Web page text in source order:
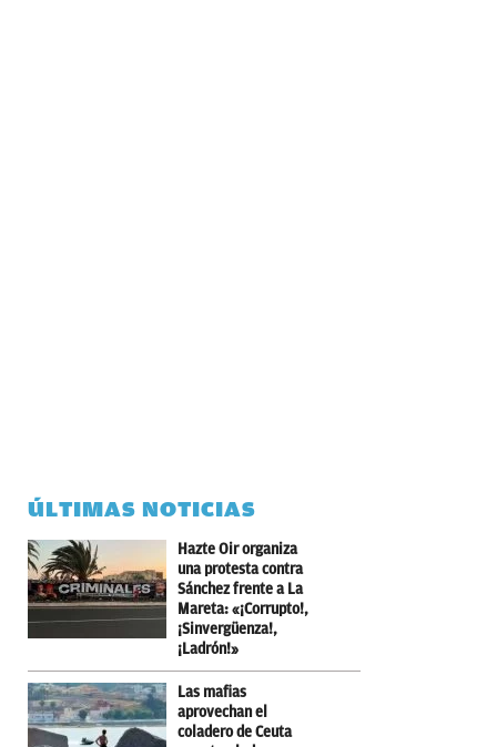
ÚLTIMAS NOTICIAS
Hazte Oir organiza
una protesta contra
Sánchez frente a La
Mareta: «¡Corrupto!,
¡Sinvergüenza!,
¡Ladrón!»
Las mafias
aprovechan el
coladero de Ceuta